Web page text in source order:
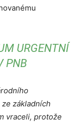
URGENTNÍ
PNB
základních
vraceli, protože